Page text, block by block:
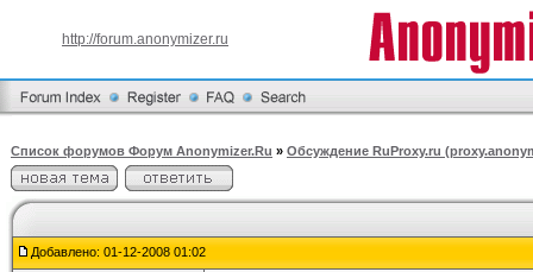
http://forum.anonymizer.ru
Список форумов Форум Anonymizer.Ru » Обсуждение RuProxy.ru
Добавлено: 01-12-2008 01:02